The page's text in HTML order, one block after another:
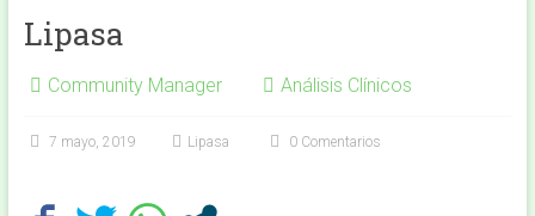
Lipasa
Community Manager Análisis Clínicos
7 mayo, 2019 Lipasa 0 Comentarios